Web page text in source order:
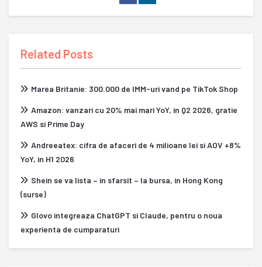
Related Posts
Marea Britanie: 300.000 de IMM-uri vand pe TikTok Shop
Amazon: vanzari cu 20% mai mari YoY, in Q2 2026, gratie
AWS si Prime Day
Andreeatex: cifra de afaceri de 4 milioane lei si AOV +8%
YoY, in H1 2026
Shein se va lista – in sfarsit – la bursa, in Hong Kong
(surse)
Glovo integreaza ChatGPT si Claude, pentru o noua
experienta de cumparaturi